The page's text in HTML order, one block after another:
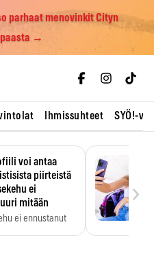
parhaat menovinkit Cityn
→
Ihmissuhteet SYÖ!-
voi antaa
piirteistä
ei
mitään
ei ennustanut
›